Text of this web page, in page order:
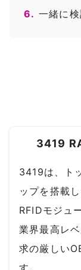
6. 一緒に
3419
3419は、ト
ップを搭載
RFIDモジュ
業界最高レ
求の厳しい
す。